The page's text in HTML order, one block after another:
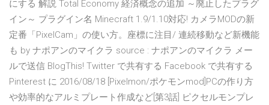
にする 解説 Total Economy 経済概念の追加 ～廃止したプラグ
イン～ プラグイン名 Minecraft 1.9/1.10対応! カメラMODの新
定番「PixelCam」の使い方。座標に注目/ 連続移動など新機能
も by ナポアンのマイクラ source : ナポアンのマイクラ メー
ルで送信 BlogThis! Twitter で共有する Facebook で共有する
Pinterest に 2016/08/18 [Pixelmon/ポケモンmod]PCの作り方
や効率的なアルミプレート作成など[第3話] ピクセルモンプレ